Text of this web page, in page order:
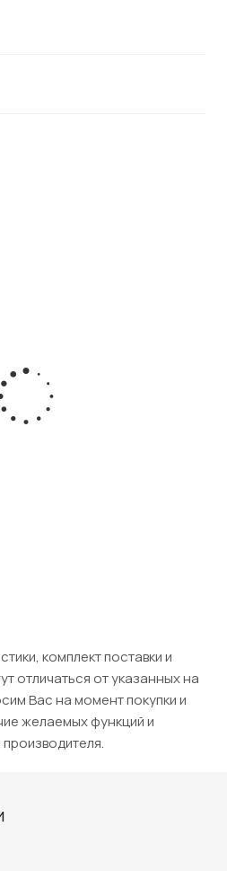
CP-8800-A-KEM
наличии
комплект поставки и
отличаться от указанных на
Вас на момент покупки и
желаемых функций и